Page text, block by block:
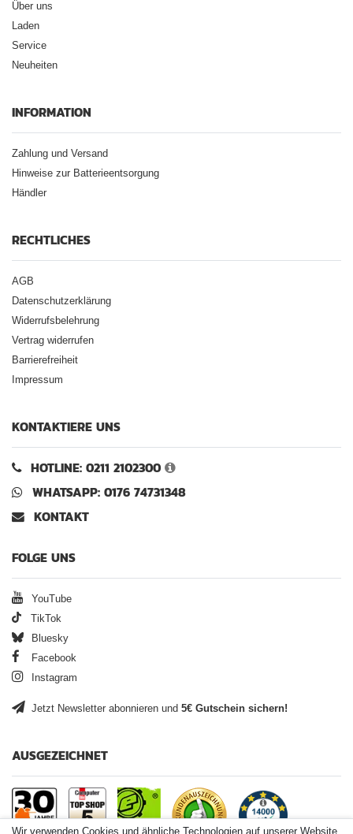
Über uns
Laden
Service
Neuheiten
INFORMATION
Zahlung und Versand
Hinweise zur Batterieentsorgung
Händler
RECHTLICHES
AGB
Datenschutzerklärung
Widerrufsbelehrung
Vertrag widerrufen
Barrierefreiheit
Impressum
KONTAKTIERE UNS
HOTLINE: 0211 2102300
WHATSAPP: 0176 74731348
KONTAKT
FOLGE UNS
YouTube
TikTok
Bluesky
Facebook
Instagram
Jetzt Newsletter abonnieren und 5€ Gutschein sichern!
AUSGEZEICHNET
Wir verwenden Cookies und ähnliche Technologien auf unserer Website